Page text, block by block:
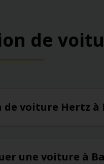
de
de voiture Hertz
une voiture à